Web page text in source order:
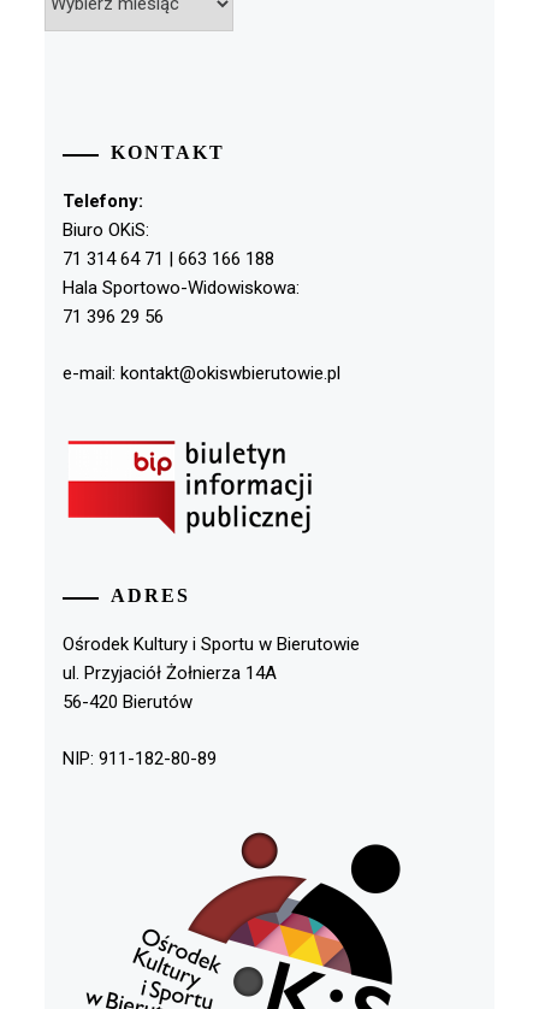
KONTAKT
Telefony:
Biuro OKiS:
71 314 64 71 | 663 166 188
Hala Sportowo-Widowiskowa:
71 396 29 56
e-mail: kontakt@okiswbierutowie.pl
ADRES
Ośrodek Kultury i Sportu w Bierutowie
ul. Przyjaciół Żołnierza 14A
56-420 Bierutów
NIP: 911-182-80-89